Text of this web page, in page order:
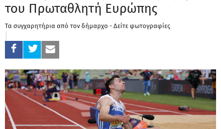
του Πρωταθλητή Ευρώπης
Τα συγχαρητήρια από τον δήμαρχο - Δείτε φωτογραφίες